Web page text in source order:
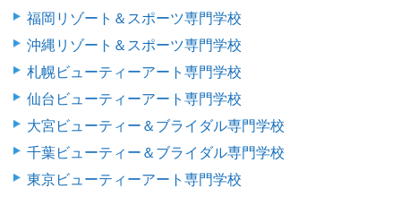
福岡リゾート＆スポーツ専門学校
沖縄リゾート＆スポーツ専門学校
札幌ビューティーアート専門学校
仙台ビューティーアート専門学校
大宮ビューティー＆ブライダル専門学校
千葉ビューティー＆ブライダル専門学校
東京ビューティーアート専門学校